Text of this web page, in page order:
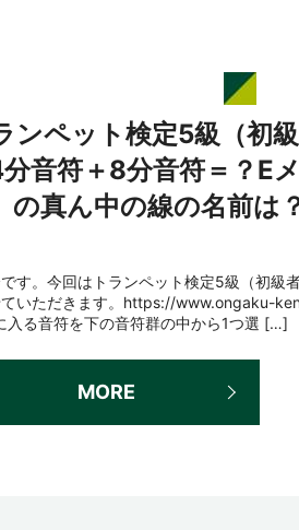
ンペット検定5級（初
音符＋8分音符＝？E
の真ん中の線の名前は
す。今回はトランペット検定5級（初級
ていただきます。https://www.ongaku-
る音符を下の音符群の中から1つ選 […]
MORE